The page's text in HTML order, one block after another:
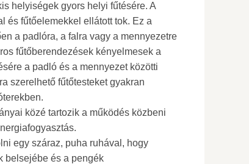
helyiségek gyors helyi fűtésére. A
és fűtőelemekkel ellátott tok. Ez a
a padlóra, a falra vagy a mennyezetre
fűtőberendezések kényelmesek a
a padló és a mennyezet közötti
szerelhető fűtőtesteket gyakran
közé tartozik a működés közbeni
egy száraz, puha ruhával, hogy
belsejébe és a pengék